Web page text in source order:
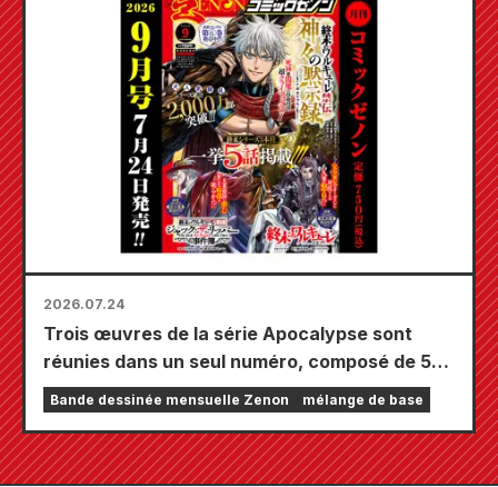
Secret of the Gal Bride » sortira le 20
2026.07.24
Trois œuvres de la série Apocalypse sont
réunies dans un seul numéro, composé de 5
chapitres ! Le numéro de septembre 2026 de
« Monthly Comic Zenon » sera disponible le
24 juillet !
Bande dessinée mensuelle Zenon mélange de base